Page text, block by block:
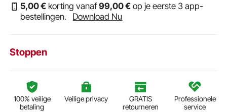
5,00€ korting vanaf99,00€ op je eerste 3 app-
bestellingen.
Download Nu
Stoppen
100% veilige
betaling
Veilige privacy
GRATIS
retourneren
Professionele
service